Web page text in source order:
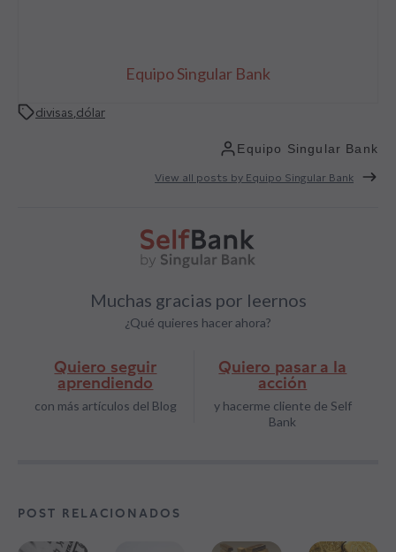
Equipo Singular Bank
divisas,dólar
Equipo Singular Bank
View all posts by Equipo Singular Bank
Muchas gracias por leernos
¿Qué quieres hacer ahora?
Quiero seguir
aprendiendo
con más artículos del Blog
Quiero pasar a la
acción
y hacerme cliente de Self
Bank
POST RELACIONADOS